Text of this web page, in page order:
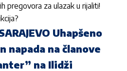
pregovora za ulazak u rijaliti!
Uhapšeno
napada na članove
na Ilidži